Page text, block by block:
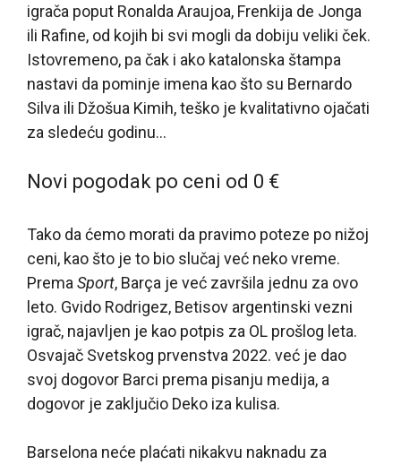
igrača poput Ronalda Araujoa, Frenkija de Jonga
ili Rafine, od kojih bi svi mogli da dobiju veliki ček.
Istovremeno, pa čak i ako katalonska štampa
nastavi da pominje imena kao što su Bernardo
Silva ili Džošua Kimih, teško je kvalitativno ojačati
za sledeću godinu…
Novi pogodak po ceni od 0 €
Tako da ćemo morati da pravimo poteze po nižoj
ceni, kao što je to bio slučaj već neko vreme.
Prema Sport, Barça je već završila jednu za ovo
leto. Gvido Rodrigez, Betisov argentinski vezni
igrač, najavljen je kao potpis za OL prošlog leta.
Osvajač Svetskog prvenstva 2022. već je dao
svoj dogovor Barci prema pisanju medija, a
dogovor je zaključio Deko iza kulisa.
Barselona neće plaćati nikakvu naknadu za